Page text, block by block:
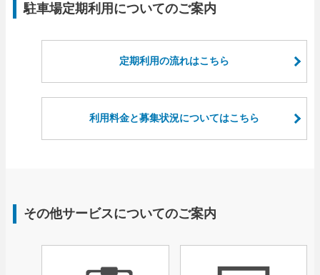
駐車場定期利用についてのご案内
定期利用の流れはこちら
利用料金と募集状況についてはこちら
その他サービスについてのご案内